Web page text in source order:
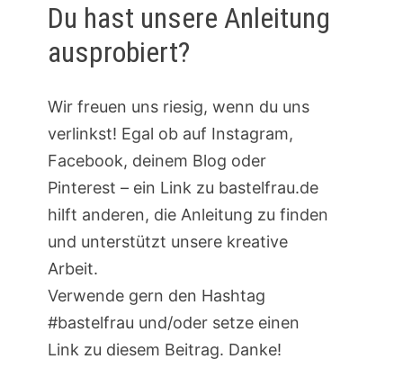
Du hast unsere Anleitung
ausprobiert?
Wir freuen uns riesig, wenn du uns
verlinkst! Egal ob auf Instagram,
Facebook, deinem Blog oder
Pinterest – ein Link zu bastelfrau.de
hilft anderen, die Anleitung zu finden
und unterstützt unsere kreative
Arbeit.
Verwende gern den Hashtag
#bastelfrau und/oder setze einen
Link zu diesem Beitrag. Danke!